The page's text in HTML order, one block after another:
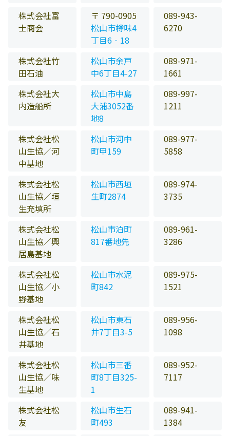
株式会社富
士商会
〒 790-0905
松山市樽味4
丁目6‐18
089-943-
6270
株式会社竹
田石油
松山市余戸
中6丁目4-27
089-971-
1661
株式会社大
内造船所
松山市中島
大浦3052番
地8
089-997-
1211
株式会社松
山生協／河
中基地
松山市河中
町甲159
089-977-
5858
株式会社松
山生協／垣
生充填所
松山市西垣
生町2874
089-974-
3735
株式会社松
山生協／興
居島基地
松山市泊町
817番地先
089-961-
3286
株式会社松
山生協／小
野基地
松山市水泥
町842
089-975-
1521
株式会社松
山生協／石
井基地
松山市東石
井7丁目3-5
089-956-
1098
株式会社松
山生協／味
生基地
松山市三番
町8丁目325-
1
089-952-
7117
株式会社松
友
松山市生石
町493
089-941-
1384